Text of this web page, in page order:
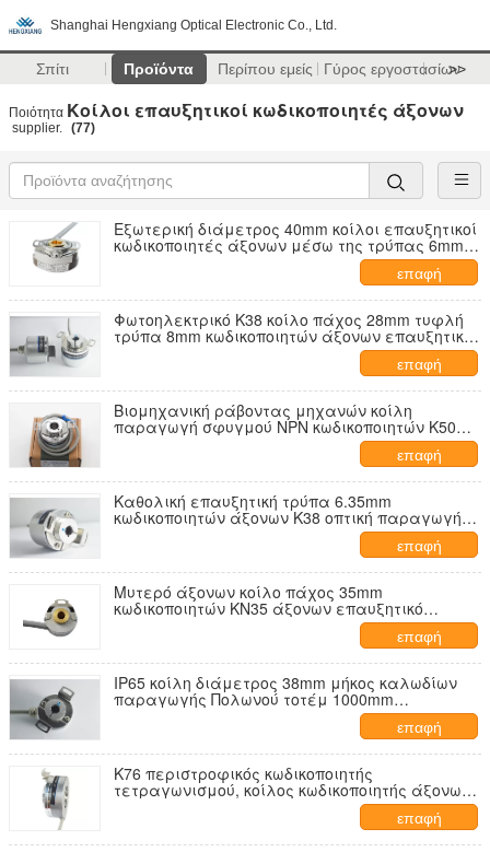
Shanghai Hengxiang Optical Electronic Co., Ltd.
Σπίτι Προϊόντα Περίπου εμείς Γύρος εργοστασίων
>>
Ποιότητα Κοίλοι επαυξητικοί κωδικοποιητές άξονων
supplier. (77)
Εξωτερική διάμετρος 40mm κοίλοι επαυξητικοί
κωδικοποιητές άξονων μέσω της τρύπας 6mm
επαφή
Φωτοηλεκτρικό K38 κοίλο πάχος 28mm τυφλή
τρύπα 8mm κωδικοποιητών άξονων επαυξητικό
επαφή
Βιομηχανική ράβοντας μηχανών κοίλη
παραγωγή σφυγμού NPN κωδικοποιητών K50
επαφή
Καθολική επαυξητική τρύπα 6.35mm
κωδικοποιητών άξονων K38 οπτική παραγωγή
επαφή
Μυτερό άξονων κοίλο πάχος 35mm
κωδικοποιητών KN35 άξονων επαυξητικό
παραγωγή οδηγών γραμμών φάσης ABZUVW
επαφή
IP65 κοίλη διάμετρος 38mm μήκος καλωδίων
παραγωγής Πολωνού τοτέμ 1000mm
κωδικοποιητών K38 άξονων επαυξητική
επαφή
K76 περιστροφικός κωδικοποιητής
τετραγωνισμού, κοίλος κωδικοποιητής άξονων
3000 ψηφίσματος για τη μηχανή
επαφή